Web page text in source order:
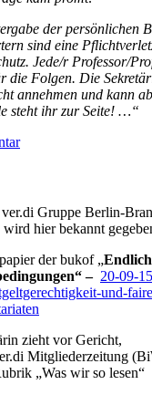
der persönlichen
sind eine
Jede/r Professor/
die Folgen. Die
annehmen und kann
steht ihr zur Seite! …“
Gruppe Berlin-
hier bekannt
der bukof „
– 20-09-
und-
zieht vor Gericht,
Mitgliederzeitung
„Was wir so lesen“